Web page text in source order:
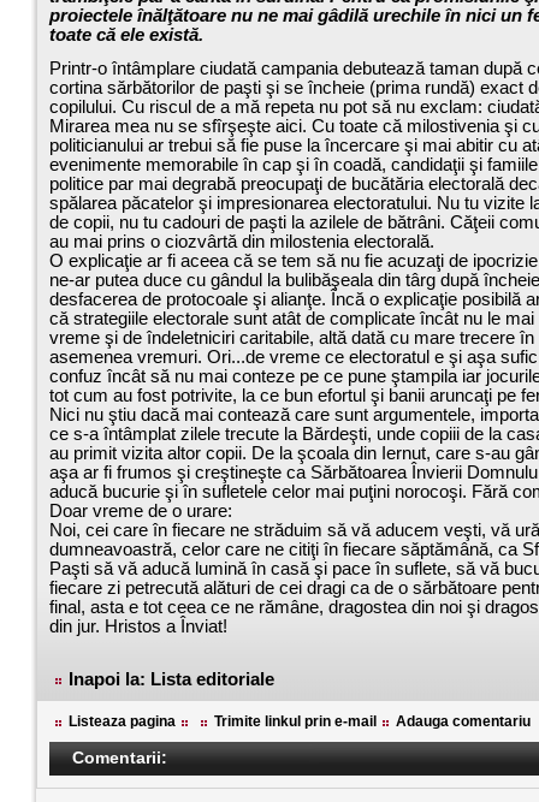
proiectele înălţătoare nu ne mai gâdilă urechile în nici un
toate că ele există.
Printr-o întâmplare ciudată campania debutează taman după
cortina sărbătorilor de paşti şi se încheie (prima rundă) exact
copilului. Cu riscul de a mă repeta nu pot să nu exclam:
Mirarea mea nu se sfîrşeşte aici. Cu toate că milostivenia şi
politicianului ar trebui să fie puse la încercare şi mai abitir cu
evenimente memorabile în cap şi în coadă, candidaţii şi
politice par mai degrabă preocupaţi de bucătăria electorală
spălarea păcatelor şi impresionarea electoratului. Nu tu vizite
de copii, nu tu cadouri de paşti la azilele de bătrâni. Căţeii
au mai prins o ciozvârtă din milostenia electorală.
O explicaţie ar fi aceea că se tem să nu fie acuzaţi de
ne-ar putea duce cu gândul la bulibăşeala din târg după
desfacerea de protocoale şi alianţe. Încă o explicaţie posibilă
că strategiile electorale sunt atât de complicate încât nu le mai
vreme şi de îndeletniciri caritabile, altă dată cu mare trecere în
asemenea vremuri. Ori...de vreme ce electoratul e şi aşa
confuz încât să nu mai conteze pe ce pune ştampila iar
tot cum au fost potrivite, la ce bun efortul şi banii aruncaţi pe
Nici nu ştiu dacă mai contează care sunt argumentele,
ce s-a întâmplat zilele trecute la Bărdeşti, unde copiii de la
au primit vizita altor copii. De la şcoala din Iernut, care s-au
aşa ar fi frumos şi creştineşte ca Sărbătoarea Învierii
aducă bucurie şi în sufletele celor mai puţini norocoşi. Fără
Doar vreme de o urare:
Noi, cei care în fiecare ne străduim să vă aducem veşti, vă
dumneavoastră, celor care ne citiţi în fiecare săptămână, ca
Paşti să vă aducă lumină în casă şi pace în suflete, să vă
fiecare zi petrecută alături de cei dragi ca de o sărbătoare
final, asta e tot ceea ce ne rămâne, dragostea din noi şi
din jur. Hristos a Înviat!
Inapoi la: Lista editoriale
Listeaza pagina Trimite linkul prin e-mail Adauga comentariu
Comentarii: